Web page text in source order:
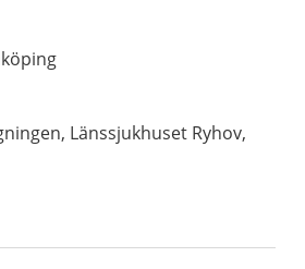
Länssjukhuset Ryhov,